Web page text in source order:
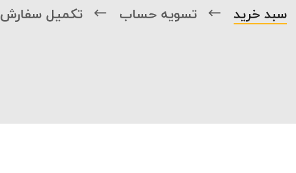
سبد خرید تسویه حساب تکمیل سفارش